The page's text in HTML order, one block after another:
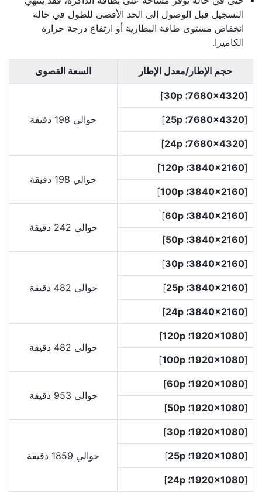
التسجيل قبل الوصول إلى الحد الأقصى للطول في حالة
انخفاض مستوى طاقة البطارية أو ارتفاع درجة حرارة
الكاميرا.
حجم الإطار/معدل الإطار السعة القصوى
[7680‎×4320؛ 30p ]
حوالي 198 دقيقة [7680‎×4320؛ 25p ]
[7680‎×4320؛ 24p ]
[3840‎×2160؛ 120p
]
حوالي 198 دقيقة
[3840‎×2160؛ 100p ]
[3840‎×2160؛ 60p
]
حوالي 242 دقيقة
[3840‎×2160؛ 50p ]
[3840‎×2160؛ 30p ]
حوالي 482 دقيقة [3840‎×2160؛ 25p ]
[3840‎×2160؛ 24p ]
[1920‎×1080؛ 120p
]
حوالي 482 دقيقة
[1920‎×1080؛ 100p ]
[1920‎×1080؛ 60p
]
حوالي 953 دقيقة
[1920‎×1080؛ 50p ]
[1920‎×1080؛ 30p ]
حوالي 1859 دقيقة [1920‎×1080؛ 25p ]
[1920‎×1080؛ 24p ]